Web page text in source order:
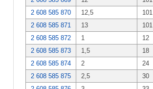
2 608 585 870
12,5 101
2 608 585 871
13 101
2 608 585 872
1 12
2 608 585 873
1,5 18
2 608 585 874
2 24
2 608 585 875
2,5 30